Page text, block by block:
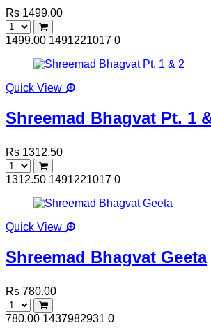
Rs 1499.00
1499.00 1491221017 0
Quick View
Shreemad Bhagvat Pt. 1
Rs 1312.50
1312.50 1491221017 0
Quick View
Shreemad Bhagvat Geeta
Rs 780.00
780.00 1437982931 0